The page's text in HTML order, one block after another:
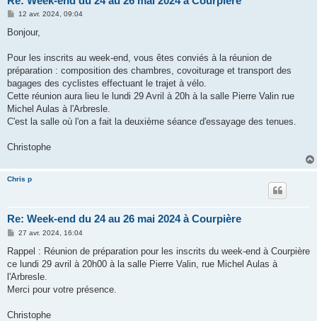
M
s
g
12 avr. 2024, 09:04
Bonjour,
Pour les inscrits au week-end, vous êtes conviés à la réunion de
préparation : composition des chambres, covoiturage et transport des
bagages des cyclistes effectuant le trajet à vélo.
Cette réunion aura lieu le lundi 29 Avril à 20h à la salle Pierre Valin rue
Michel Aulas à l'Arbresle.
C'est la salle où l'on a fait la deuxième séance d'essayage des tenues.
Christophe
Chris p
Re: Week-end du 24 au 26 mai 2024 à Courpière
M
s
s
a
g
27 avr. 2024, 16:04
Rappel : Réunion de préparation pour les inscrits du week-end à Courpière
ce lundi 29 avril à 20h00 à la salle Pierre Valin, rue Michel Aulas à
l'Arbresle.
Merci pour votre présence.
Christophe